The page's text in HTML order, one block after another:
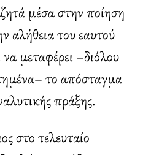
μέσα στην ποίηση
αλήθεια του εαυτού
μεταφέρει –διόλου
το απόσταγμα
πράξης.
στο τελευταίο